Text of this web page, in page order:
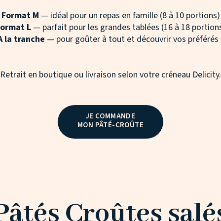
Format M — idéal pour un repas en famille (8 à 10 portions)
L— parfait pour les grandes tablées (16 à 18
la tranche — pour goûter à tout et découvrir vos préférés
Retrait en boutique ou livraison selon votre créneau Delicity.
JE COMMANDE
MON PÂTÉ-CROÛTE
Croûtes